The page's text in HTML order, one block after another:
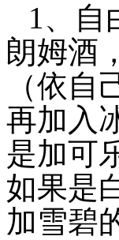
1、自
朗姆酒
（依
再加入
是加可
如果是
加雪碧